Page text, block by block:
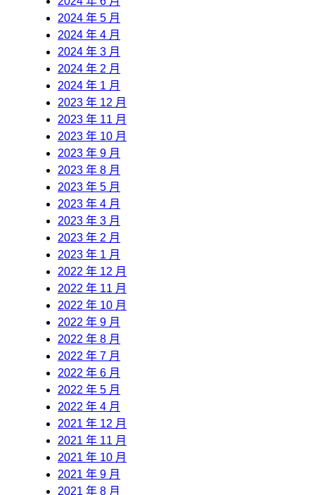
2024 年 5 月
2024 年 4 月
2024 年 3 月
2024 年 2 月
2024 年 1 月
2023 年 12 月
2023 年 11 月
2023 年 10 月
2023 年 9 月
2023 年 8 月
2023 年 5 月
2023 年 4 月
2023 年 3 月
2023 年 2 月
2023 年 1 月
2022 年 12 月
2022 年 11 月
2022 年 10 月
2022 年 9 月
2022 年 8 月
2022 年 7 月
2022 年 6 月
2022 年 5 月
2022 年 4 月
2021 年 12 月
2021 年 11 月
2021 年 10 月
2021 年 9 月
2021 年 8 月